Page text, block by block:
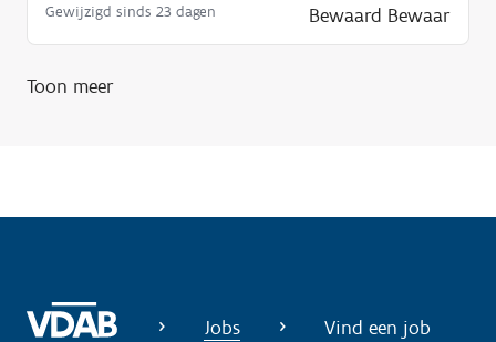
Gewijzigd sinds 23 dagen Bewaard Bewaar
Toon meer
Jobs Vind een job